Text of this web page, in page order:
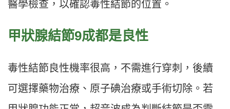
醫學檢查，以確認毒性結節的位置。
甲狀腺結節9成都是良性
毒性結節良性機率很高，不需進行穿刺，後續
可選擇藥物治療、原子碘治療或手術切除。若